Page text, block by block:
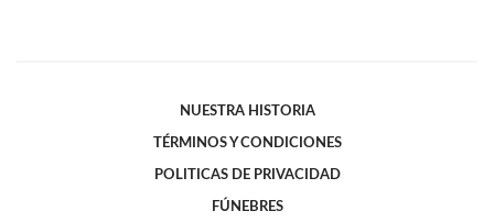
NUESTRA HISTORIA
TÉRMINOS Y CONDICIONES
POLITICAS DE PRIVACIDAD
FÚNEBRES